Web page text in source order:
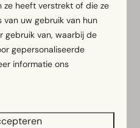
ma 10-08-2026
— —
ze heeft verstrekt of die ze
van uw gebruik van hun
gebruik van, waarbij de
gepersonaliseerde
informatie ons